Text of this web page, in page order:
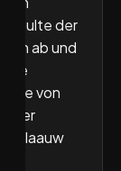
spulte der
ab und
von
per
Blaauw